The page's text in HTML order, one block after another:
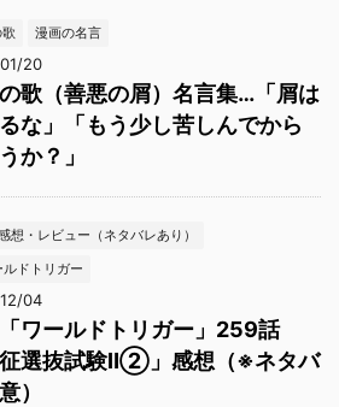
漫画の名言
20
歌（善悪の屑）名言集…「屑は
な」「もう少し苦しんでから
か？」
想・レビュー（ネタバレあり）
ドトリガー
04
ワールドトリガー」259話
征選抜試験Ⅱ②」感想（※ネタバ
）